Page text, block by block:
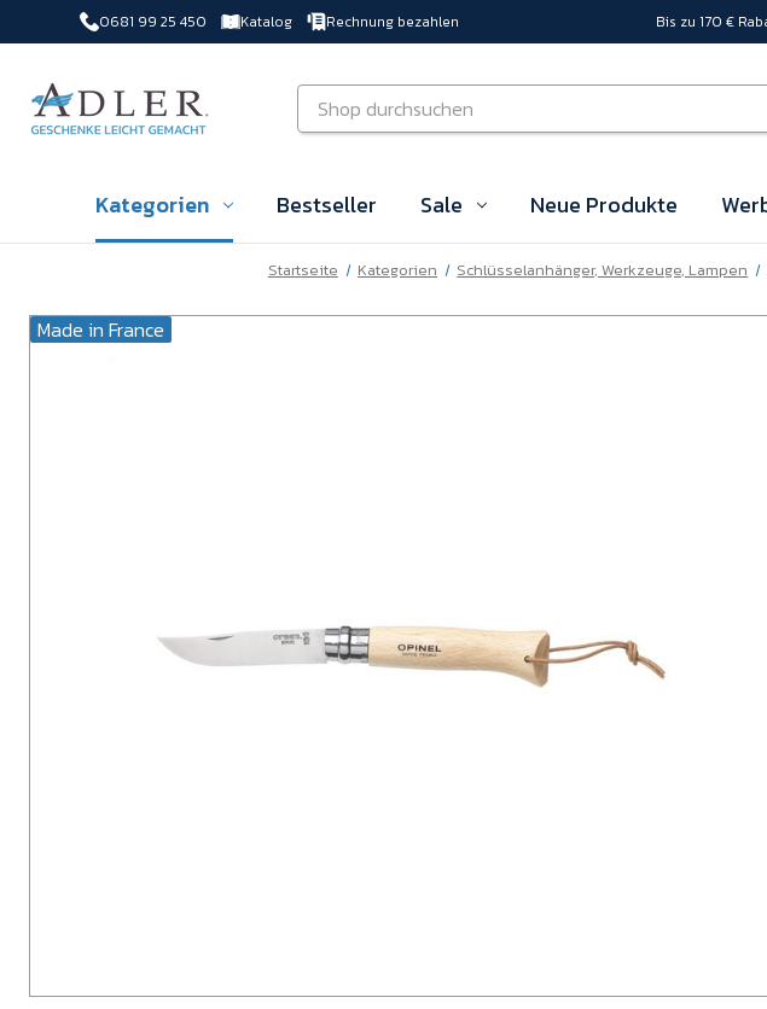
0681 99 25 450 Katalog Rechnung bezahlen Bis zu 170 €
Suchen
Kategorien Bestseller Sale Neue Produkte
Startseite Kategorien Schlüsselanhänger, Werkzeuge, Lampen
Made in France